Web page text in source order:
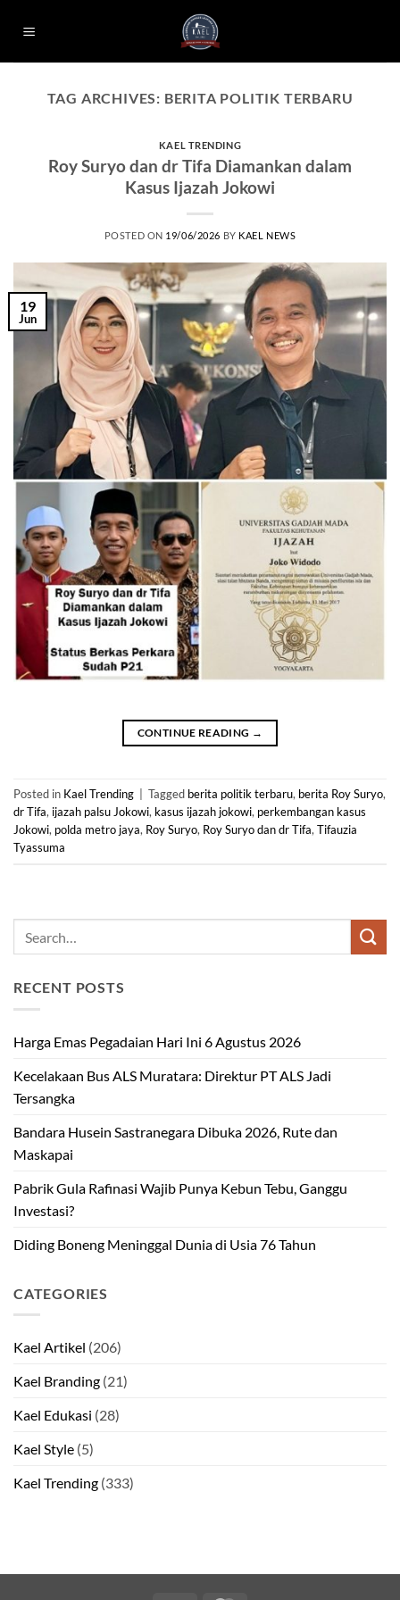
TAG ARCHIVES: BERITA POLITIK TERBARU
KAEL TRENDING
Roy Suryo dan dr Tifa Diamankan dalam
Kasus Ijazah Jokowi
POSTED ON 19/06/2026 BY KAEL NEWS
19
Jun
CONTINUE READING →
Posted in Kael Trending Tagged berita politik terbaru, berita Roy Suryo,
dr Tifa, ijazah palsu Jokowi, kasus ijazah jokowi, perkembangan kasus
Jokowi, polda metro jaya, Roy Suryo, Roy Suryo dan dr Tifa,Tifauzia
Tyassuma
RECENT POSTS
Harga Emas Pegadaian Hari Ini 6 Agustus 2026
Kecelakaan Bus ALS Muratara: Direktur PT ALS Jadi
Tersangka
Bandara Husein Sastranegara Dibuka 2026, Rute dan
Maskapai
Pabrik Gula Rafinasi Wajib Punya Kebun Tebu, Ganggu
Investasi?
Diding Boneng Meninggal Dunia di Usia 76 Tahun
CATEGORIES
Kael Artikel (206)
Kael Branding (21)
Kael Edukasi (28)
Kael Style (5)
Kael Trending (333)